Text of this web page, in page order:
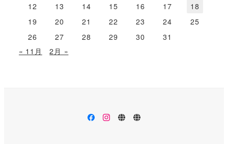
12
13 14 15 16 17
18
19
20 21 22 23 24
25
26
27 28 29 30
31
« 11月
2月 »
facebookinstagram
イ 法